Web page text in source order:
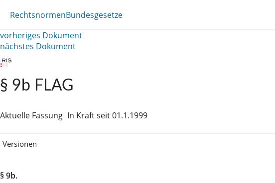
RechtsnormenBundesgesetze
vorheriges Dokument
nächstes Dokument
§ 9b FLAG
Aktuelle Fassung In Kraft seit 01.1.1999
Versionen
§ 9b.